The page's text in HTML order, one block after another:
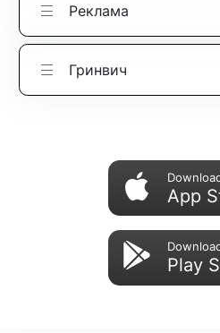
Реклама
Гринвич
App
Play